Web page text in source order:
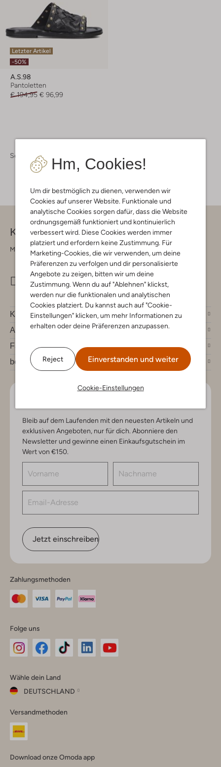
Hm, Cookies!
Um dir bestmöglich zu dienen, verwenden wir
Cookies auf unserer Website. Funktionale und
analytische Cookies sorgen dafür, dass die Website
ordnungsgemäß funktioniert und kontinuierlich
verbessert wird. Diese Cookies werden immer
platziert und erfordern keine Zustimmung. Für
Marketing-Cookies, die wir verwenden, um deine
Präferenzen zu verfolgen und dir personalisierte
Angebote zu zeigen, bitten wir um deine
Zustimmung. Wenn du auf "Ablehnen" klickst,
werden nur die funktionalen und analytischen
Cookies platziert. Du kannst auch auf "Cookie-
Einstellungen" klicken, um mehr Informationen zu
erhalten oder deine Präferenzen anzupassen.
Reject Einverstanden und weiter
Cookie-Einstellungen
Letzter Artikel
-50%
A.s.98
Pantoletten
€ 194,95 € 96,99
Schuhe
Kontakt
Montag - Freitag 09:00 - 17:00 uur
info@omoda.de
Kundenservice
Account
Fashion News
bei Omoda
Bleib auf dem Laufenden mit den neuesten Artikeln und
exklusiven Angeboten, nur für dich. Abonniere den
Newsletter und gewinne einen Einkaufsgutschein im
Wert von €150.
Jetzt einschreiben
Zahlungsmethoden
Folge uns
Instagram
Facebook
TikTok
Wähle dein Land
DEUTSCHLAND
dein
Land
Versandmethoden
Download onze Omoda app